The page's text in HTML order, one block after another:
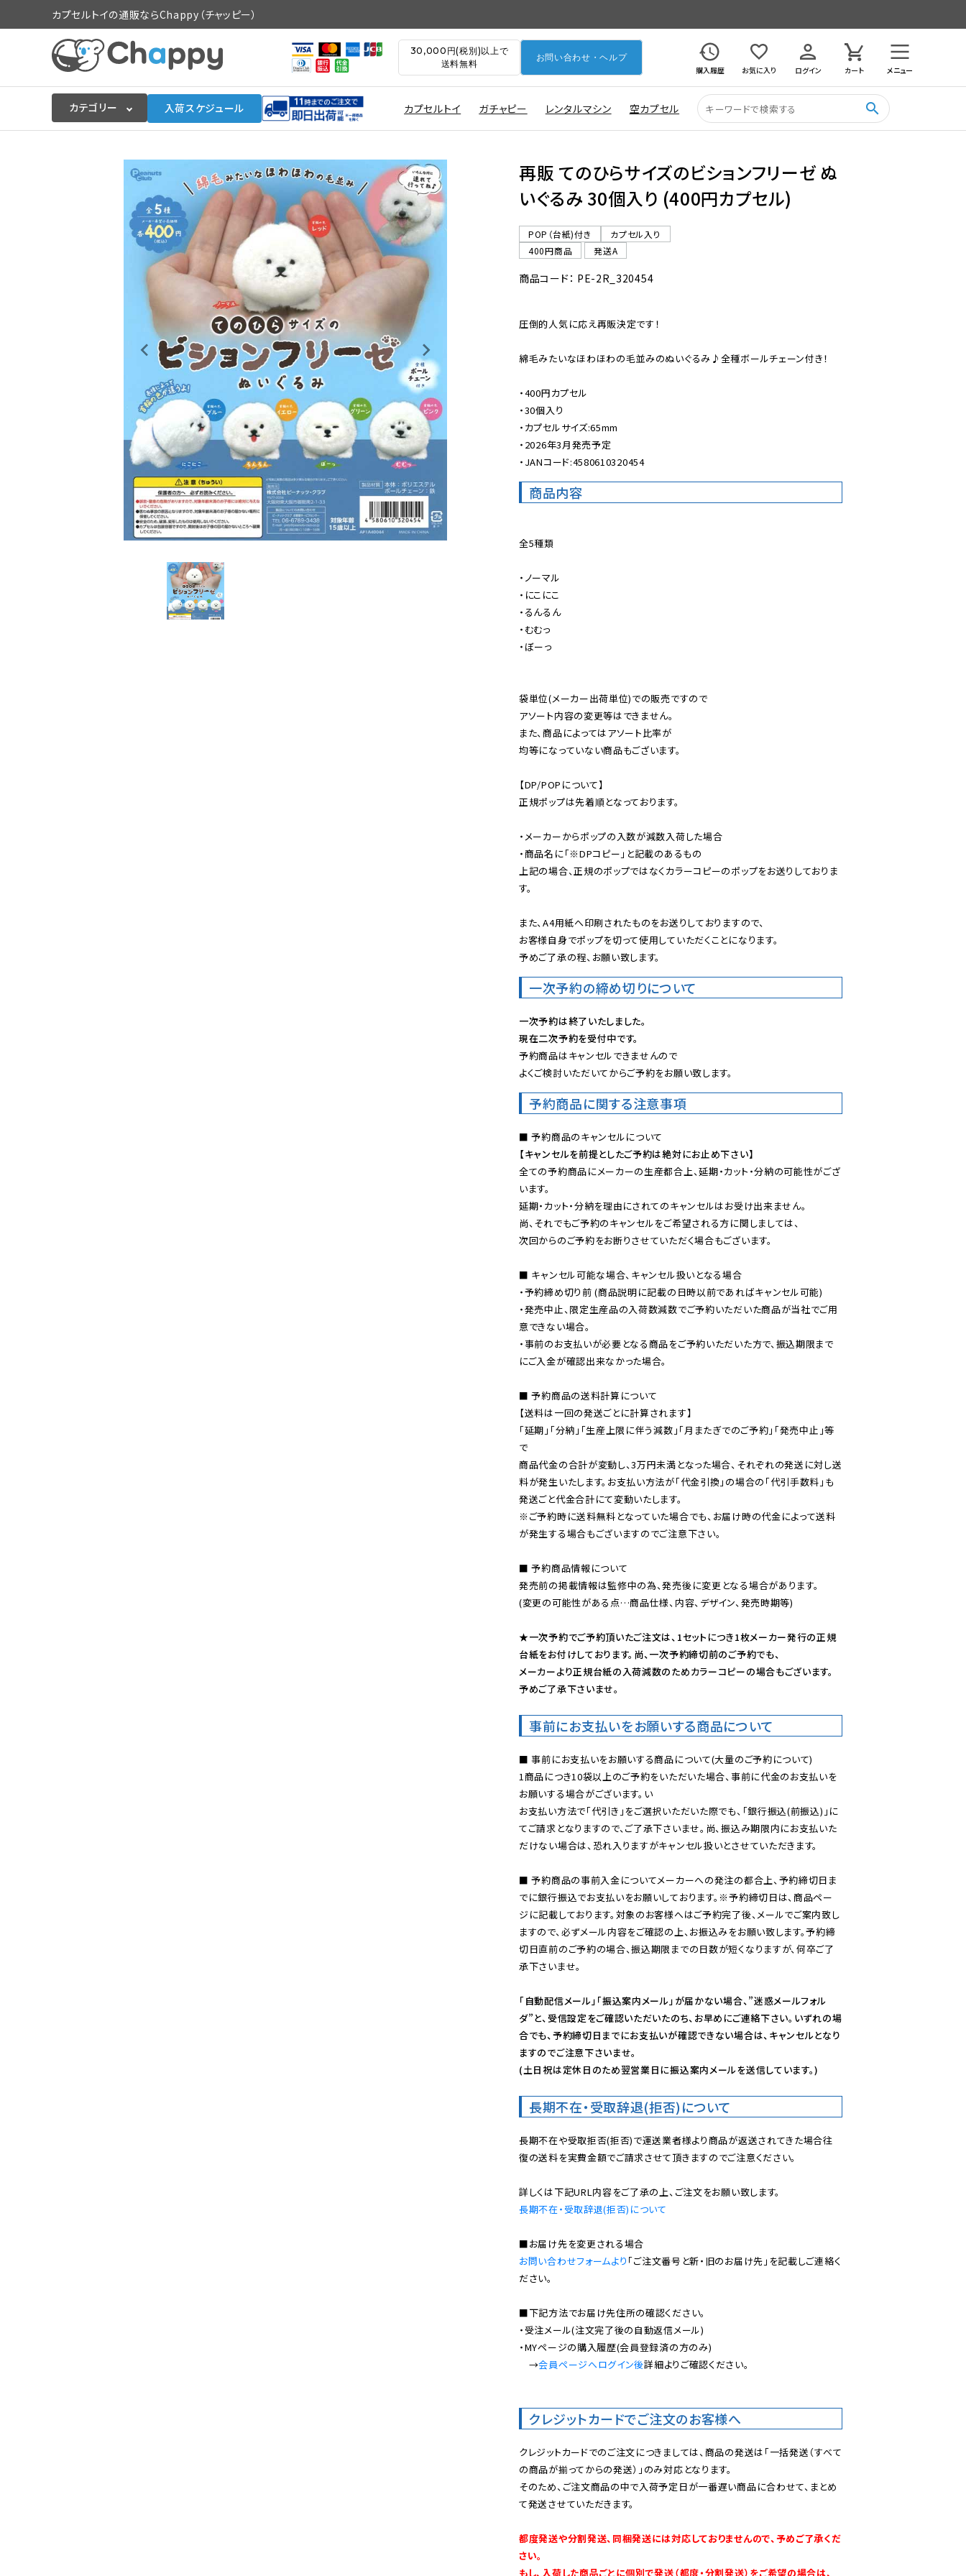
カプセルトイの通販ならChappy（チャッピー）
30,000円(税別)以上で
送料無料
お問い合わせ・ヘルプ
購入履歴
お気に入り ログイン カート メニュー
カテゴリー 入荷スケジュール カプセルトイ ガチャピー レンタルマシン 空カプセル search
入荷スケジュールをチェック
カプセルトイマシン本体
販促用カプセルトイ
よくあるご質問
ご利用ガイド
06-6282-7659
再販 てのひらサイズのビションフリーゼ ぬ
いぐるみ 30個入り (400円カプセル)
POP（台紙)付き
カプセル入り
400円商品
発送A
商品コード： PE-2R_320454
圧倒的人気に応え再販決定です！
綿毛みたいなほわほわの毛並みのぬいぐるみ♪全種ボールチェーン付き！
・400円カプセル
・30個入り
・カプセルサイズ:65mm
・2026年3月発売予定
・JANコード:4580610320454
商品内容
全5種類
・ノーマル
・にこにこ
・るんるん
・むむっ
・ぼーっ
袋単位(メーカー出荷単位)での販売ですので
アソート内容の変更等はできません。
また、商品によってはアソート比率が
均等になっていない商品もございます。
【DP/POPについて】
正規ポップは先着順となっております。
・メーカーからポップの入数が減数入荷した場合
・商品名に「※DPコピー」と記載のあるもの
上記の場合、正規のポップではなくカラーコピーのポップをお送りしておりま
す。
また、A4用紙へ印刷されたものをお送りしておりますので、
お客様自身でポップを切って使用していただくことになります。
予めご了承の程、お願い致します。
一次予約の締め切りについて
一次予約は終了いたしました。
現在二次予約を受付中です。
予約商品はキャンセルできませんので
よくご検討いただいてからご予約をお願い致します。
予約商品に関する注意事項
【キャンセルを前提としたご予約は絶対にお止め下さい】
全ての予約商品にメーカーの生産都合上、延期・カット・分納の可能性がござ
います。
延期・カット・分納を理由にされてのキャンセルはお受け出来ません。
尚、それでもご予約のキャンセルをご希望される方に関しましては、
次回からのご予約をお断りさせていただく場合もございます。
■ キャンセル可能な場合、キャンセル扱いとなる場合
・予約締め切り前 (商品説明に記載の日時以前であればキャンセル可能)
・発売中止、限定生産品の入荷数減数でご予約いただいた商品が当社でご用
意できない場合。
・事前のお支払いが必要となる商品をご予約いただいた方で、振込期限まで
にご入金が確認出来なかった場合。
■ 予約商品の送料計算について
【送料は一回の発送ごとに計算されます】
「延期」「分納」「生産上限に伴う減数」「月またぎでのご予約」「発売中止」等
で
商品代金の合計が変動し、3万円未満となった場合、それぞれの発送に対し送
料が発生いたします。お支払い方法が「代金引換」の場合の「代引手数料」も
※ご予約時に送料無料となっていた場合でも、お届け時の代金によって送料
が発生する場合もございますのでご注意下さい。
■ 予約商品情報について
発売前の掲載情報は監修中の為、発売後に変更となる場合があります。
(変更の可能性がある点…商品仕様、内容、デザイン、発売時期等)
★一次予約でご予約頂いたご注文は、1セットにつき1枚メーカー発行の正規
台紙をお付けしております。尚、一次予約締切前のご予約でも、
メーカーより正規台紙の入荷減数のためカラーコピーの場合もございます。
予めご了承下さいませ。
事前にお支払いをお願いする商品について
■ 事前にお支払いをお願いする商品について(大量のご予約について)
1商品につき10袋以上のご予約をいただいた場合、事前に代金のお支払いを
お願いする場合がございます。い
お支払い方法で「代引き」をご選択いただいた際でも、「銀行振込(前振込)」に
てご請求となりますので、ご了承下さいませ。尚、振込み期限内にお支払いた
だけない場合は、恐れ入りますがキャンセル扱いとさせていただきます。
■ 予約商品の事前入金についてメーカーへの発注の都合上、予約締切日ま
でに銀行振込でお支払いをお願いしております。※予約締切日は、商品ペー
ジに記載しております。対象のお客様へはご予約完了後、メールでご案内致し
ますので、必ずメール内容をご確認の上、お振込みをお願い致します。予約締
切日直前のご予約の場合、振込期限までの日数が短くなりますが、何卒ご了
承下さいませ。
「自動配信メール」「振込案内メール」が届かない場合、”迷惑メールフォル
ダ”と、受信設定をご確認いただいたのち、お早めにご連絡下さい。いずれの場
合でも、予約締切日までにお支払いが確認できない場合は、キャンセルとなり
ますのでご注意下さいませ。
(土日祝は定休日のため翌営業日に振込案内メールを送信しています。)
長期不在・受取辞退(拒否)について
長期不在や受取拒否(拒否)で運送業者様より商品が返送されてきた場合往
復の送料を実費金額でご請求させて頂きますのでご注意ください。
長期不在・受取辞退(拒否)について
お問い合わせフォームより 「ご注文番号と新・旧のお届け先」を記載しご連絡く
ださい。
■下記方法でお届け先住所の確認ください。
・受注メール(注文完了後の自動返信メール)
・MYページの購入履歴(会員登録済の方のみ)
→会員ページへログイン後詳細よりご確認ください。
クレジットカードでご注文のお客様へ
クレジットカードでのご注文につきましては、商品の発送は「一括発送（すべて
の商品が揃ってからの発送）」のみ対応となります。
そのため、ご注文商品の中で入荷予定日が一番遅い商品に合わせて、まとめ
て発送させていただきます。
都度発送や分割発送、同梱発送には対応しておりませんので、予めご了承くだ
さい。
もし、入荷した商品ごとに個別で発送（都度・分割発送）をご希望の場合は、